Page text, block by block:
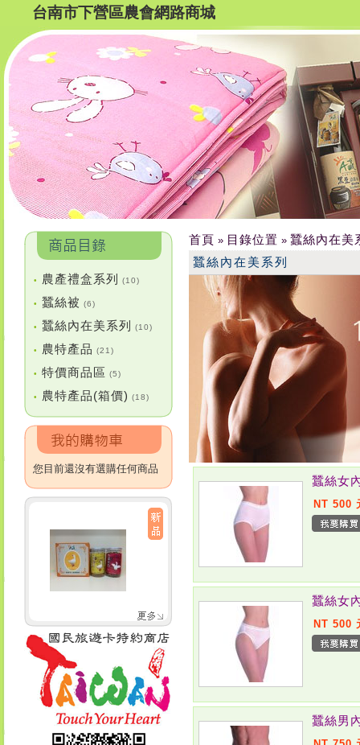
台南市下營區農會網路商城
• 農產禮盒系列 (10)
• 蠶絲被 (6)
• 蠶絲內在美系列 (10)
• 農特產品 (21)
• 特價商品區 (5)
• 農特產品(箱價) (18)
您目前還沒有選購任何商品
首頁 » 目錄位置 » 蠶絲內在美
蠶絲內在美系列
蠶絲女
NT 500
蠶絲女
NT 500
蠶絲男